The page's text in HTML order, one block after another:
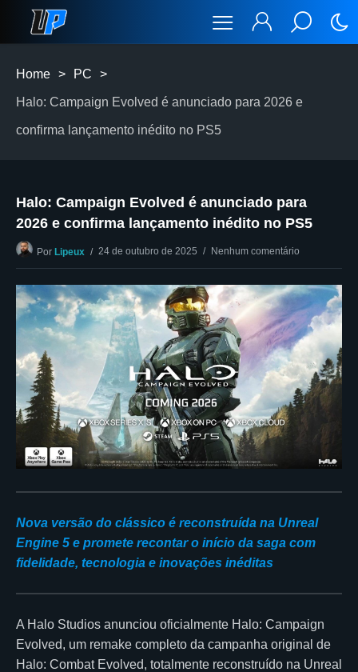
Home > PC >
Halo: Campaign Evolved é anunciado para 2026 e
confirma lançamento inédito no PS5
Halo: Campaign Evolved é anunciado para
2026 e confirma lançamento inédito no PS5
Por Lipeux 24 de outubro de 2025 Nenhum comentário
Nova versão do clássico é reconstruída na Unreal
Engine 5 e promete recontar o início da saga com
fidelidade, tecnologia e inovações inéditas
A Halo Studios anunciou oficialmente Halo: Campaign
Evolved, um remake completo da campanha original de
Halo: Combat Evolved, totalmente reconstruído na Unreal